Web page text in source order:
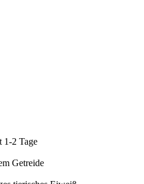
1-2 Tage
Getreide